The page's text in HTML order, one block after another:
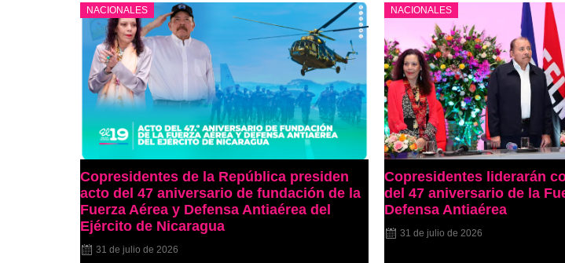
NACIONALES
Copresidentes de la República presiden
acto del 47 aniversario de fundación de la
Fuerza Aérea y Defensa Antiaérea del
Ejército de Nicaragua
31 de julio de 2026
NACIONALES
Copresidentes liderarán
del 47 aniversario de la
Defensa Antiaérea
31 de julio de 2026